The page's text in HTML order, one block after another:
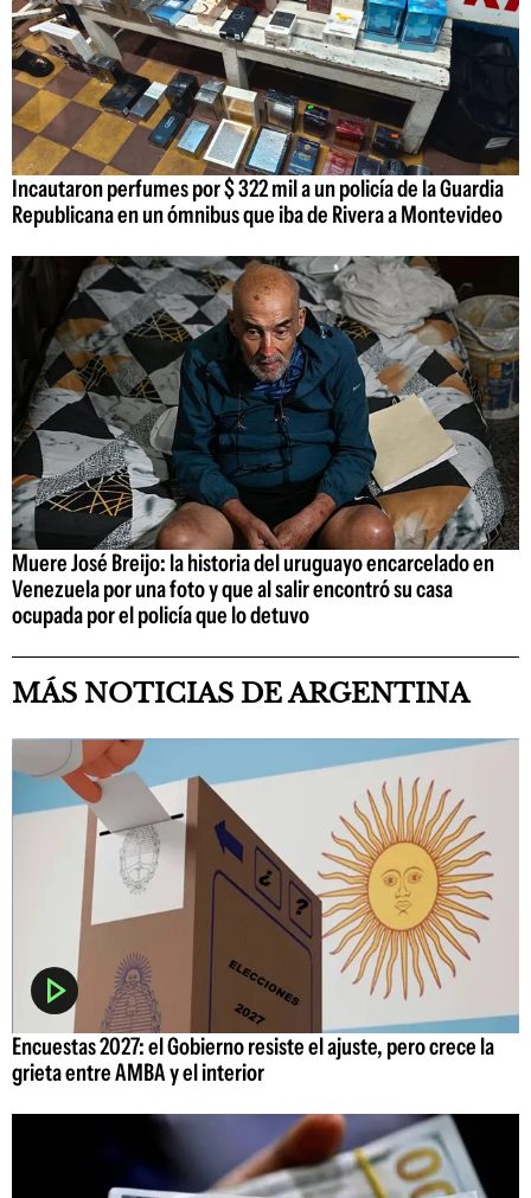
Incautaron perfumes por $ 322 mil a un policía de la Guardia
Republicana en un ómnibus que iba de Rivera a Montevideo
Muere José Breijo: la historia del uruguayo encarcelado en
Venezuela por una foto y que al salir encontró su casa
ocupada por el policía que lo detuvo
MÁS NOTICIAS DE ARGENTINA
Encuestas 2027: el Gobierno resiste el ajuste, pero crece la
grieta entre AMBA y el interior